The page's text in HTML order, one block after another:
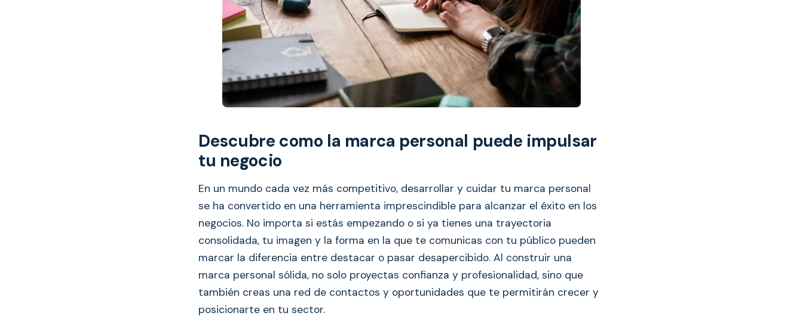
Descubre como la marca personal puede impulsar
tu negocio
En un mundo cada vez más competitivo, desarrollar y cuidar tu marca personal
se ha convertido en una herramienta imprescindible para alcanzar el éxito en los
negocios. No importa si estás empezando o si ya tienes una trayectoria
consolidada, tu imagen y la forma en la que te comunicas con tu público pueden
marcar la diferencia entre destacar o pasar desapercibido. Al construir una
marca personal sólida, no solo proyectas confianza y profesionalidad, sino que
también creas una red de contactos y oportunidades que te permitirán crecer y
posicionarte en tu sector.